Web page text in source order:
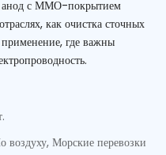
анод с ММО-покрытием
как очистка сточных
где важны
воздуху, Морские перевозки